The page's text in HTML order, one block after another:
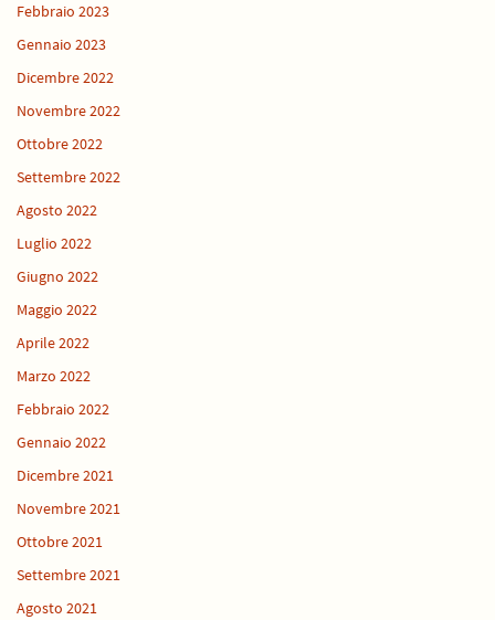
Febbraio 2023
Gennaio 2023
Dicembre 2022
Novembre 2022
Ottobre 2022
Settembre 2022
Agosto 2022
Luglio 2022
Giugno 2022
Maggio 2022
Aprile 2022
Marzo 2022
Febbraio 2022
Gennaio 2022
Dicembre 2021
Novembre 2021
Ottobre 2021
Settembre 2021
Agosto 2021